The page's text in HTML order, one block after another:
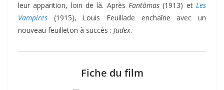
leur apparition, loin de là. Après Fantômas (1913) et Les
Vampires (1915), Louis Feuillade enchaîne avec un
nouveau feuilleton à succès : Judex.
Fiche du film